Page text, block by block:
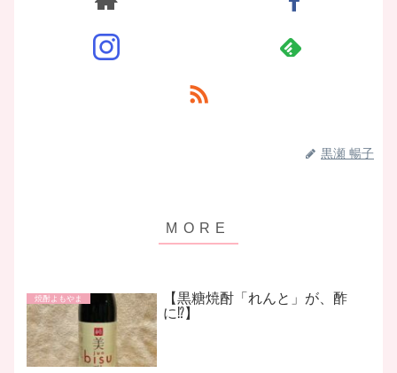
黒瀬 暢子
焼酎よもやま
【黒糖焼酎「れんと」が、酢
に⁉】